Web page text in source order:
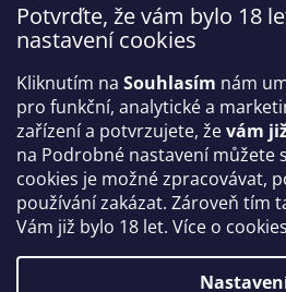
Potvrďte, že vám bylo 18
nastavení cookies
Kliknutím na Souhlasím nám
pro funkční, analytické a
zařízení a potvrzujete, ževám
na Podrobné nastavení můžete
cookies je možné zpracovávat,
používání zakázat. Zároveň tím
Vám již bylo 18 let. Více o cookies
Přijímáme